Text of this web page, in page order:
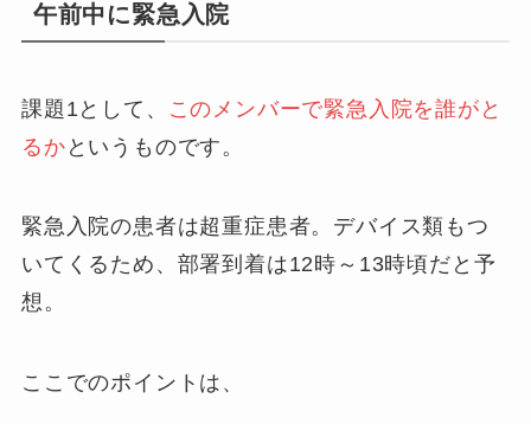
午前中に緊急入院
課題1として、
このメンバーで緊急入院を誰がと
るか というものです。
緊急入院の患者は超重症患者。デバイス類もつ
いてくるため、部署到着は12時～13時頃だと予
想。
ここでのポイントは、